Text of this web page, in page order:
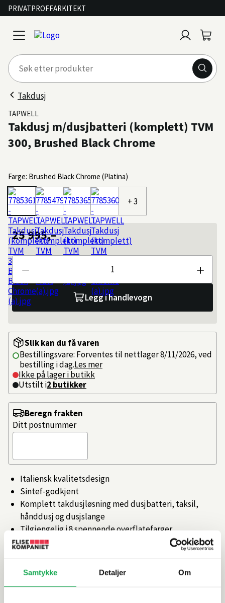
Samtykke Detaljer Om
PRIVATPROFFARKITEKT
open
menu
inn
Takdusj
TAPWELL
Takdusj m/dusjbatteri (komplett) TVM
300, Brushed Black Chrome
Farge: Brushed Black Chrome (Platina)
+ 3
25 995,–
Antall
Legg i handlevogn
Slik kan du få varen
Bestillingsvare: Forventes til nettlager 8/11/2026, ved
bestilling i dag.Les mer
Ikke på lager i butikk
Utstilt i2butikker
Italiensk kvalitetsdesign
Sintef-godkjent
Komplett takdusjløsning med dusjbatteri, taksil,
hånddusj og dusjslange
Tilgjengelig i 8 spennende overflatefarger
Artikkelnr.101367468
Beregn frakten
Ditt postnummer
Produktinformasjon